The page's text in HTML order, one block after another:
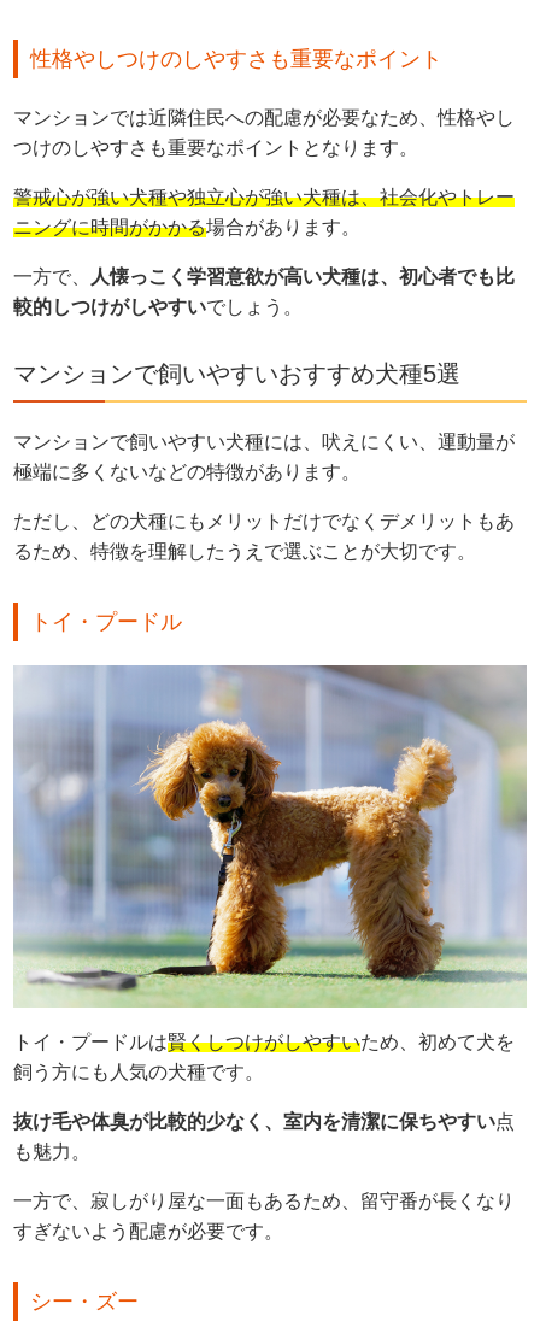
性格やしつけのしやすさも重要なポイント
マンションでは近隣住民への配慮が必要なため、性格やし
つけのしやすさも重要なポイントとなります。
警戒心が強い犬種や独立心が強い犬種は、社会化やトレー
ニングに時間がかかる場合があります。
一方で、
人懐っこく学習意欲が高い犬種は、初心者でも比
較的しつけがしやすいでしょう。
マンションで飼いやすいおすすめ犬種5選
マンションで飼いやすい犬種には、吠えにくい、運動量が
極端に多くないなどの特徴があります。
ただし、どの犬種にもメリットだけでなくデメリットもあ
るため、特徴を理解したうえで選ぶことが大切です。
トイ・プードル
トイ・プードルは賢くしつけがしやすいため、初めて犬を
飼う方にも人気の犬種です。
抜け毛や体臭が比較的少なく、室内を清潔に保ちやすい点
も魅力。
一方で、寂しがり屋な一面もあるため、留守番が長くなり
すぎないよう配慮が必要です。
シー・ズー